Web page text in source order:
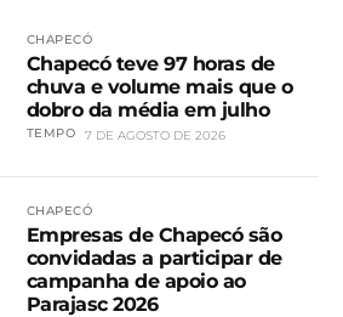
CHAPECÓ
Chapecó teve 97 horas de
chuva e volume mais que o
dobro da média em julho
TEMPO 7 DE AGOSTO DE 2026
CHAPECÓ
Empresas de Chapecó são
convidadas a participar de
campanha de apoio ao
Parajasc 2026